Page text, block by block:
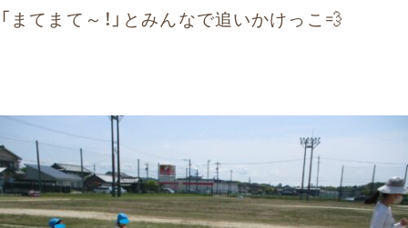
「まてまて～！」とみんなで追いかけっこ💨